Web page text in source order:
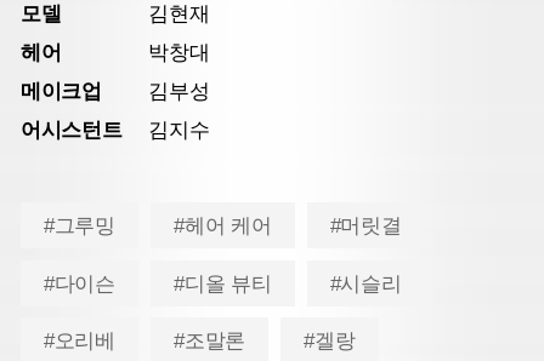
모델
김현재
헤어
박창대
메이크업
김부성
어시스턴트
김지수
#그루밍 #헤어 케어 #머릿결
#다이슨 #디올 뷰티 #시슬리
#오리베 #조말론 #겔랑